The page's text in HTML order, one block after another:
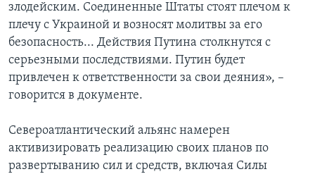
злодейским. Соединенные Штаты стоят плечом к
плечу с Украиной и возносят молитвы за его
безопасность... Действия Путина столкнутся с
серьезными последствиями. Путин будет
привлечен к ответственности за свои деяния», –
говорится в документе.
Североатлантический альянс намерен
активизировать реализацию своих планов по
развертыванию сил и средств, включая Силы